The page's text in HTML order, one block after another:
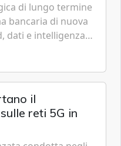
di lungo termine
bancaria di nuova
dati e intelligenza
il
reti 5G in